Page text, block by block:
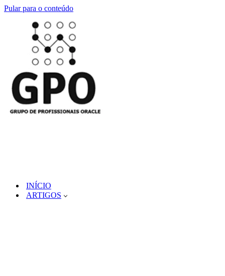
Pular para o conteúdo
INÍCIO
ARTIGOS